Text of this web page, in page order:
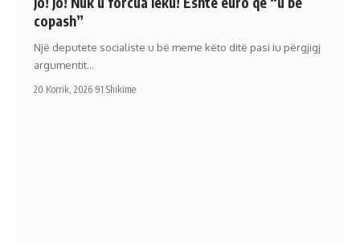
copash”
Një deputete socialiste u bë meme këto ditë pasi iu përgjigj
argumentit…
20 Korrik, 2026 91 Shikime